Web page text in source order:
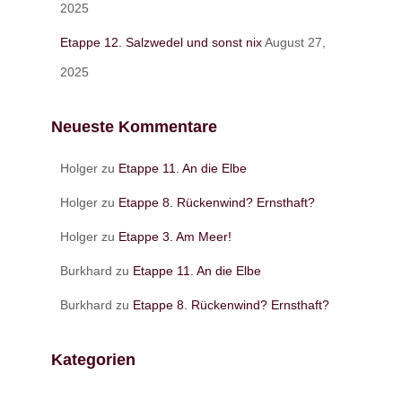
2025
Etappe 12. Salzwedel und sonst nixAugust 27,
2025
Neueste Kommentare
Holger zu Etappe 11. An die Elbe
Holger zu Etappe 8. Rückenwind? Ernsthaft?
Holger zu Etappe 3. Am Meer!
Burkhard zu Etappe 11. An die Elbe
Burkhard zu Etappe 8. Rückenwind? Ernsthaft?
Kategorien